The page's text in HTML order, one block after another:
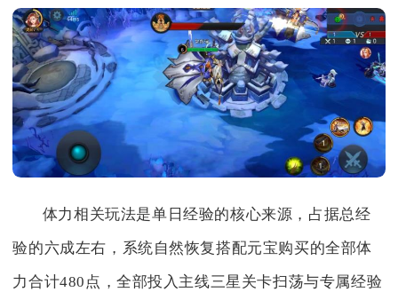
体力相关玩法是单日经验的核心来源，占据总经
验的六成左右，系统自然恢复搭配元宝购买的全部体
力合计480点，全部投入主线三星关卡扫荡与专属经验